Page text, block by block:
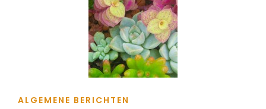
GROENE
EN
SOCIALE
CPO
CAT
ALGEMENE BERICHTEN